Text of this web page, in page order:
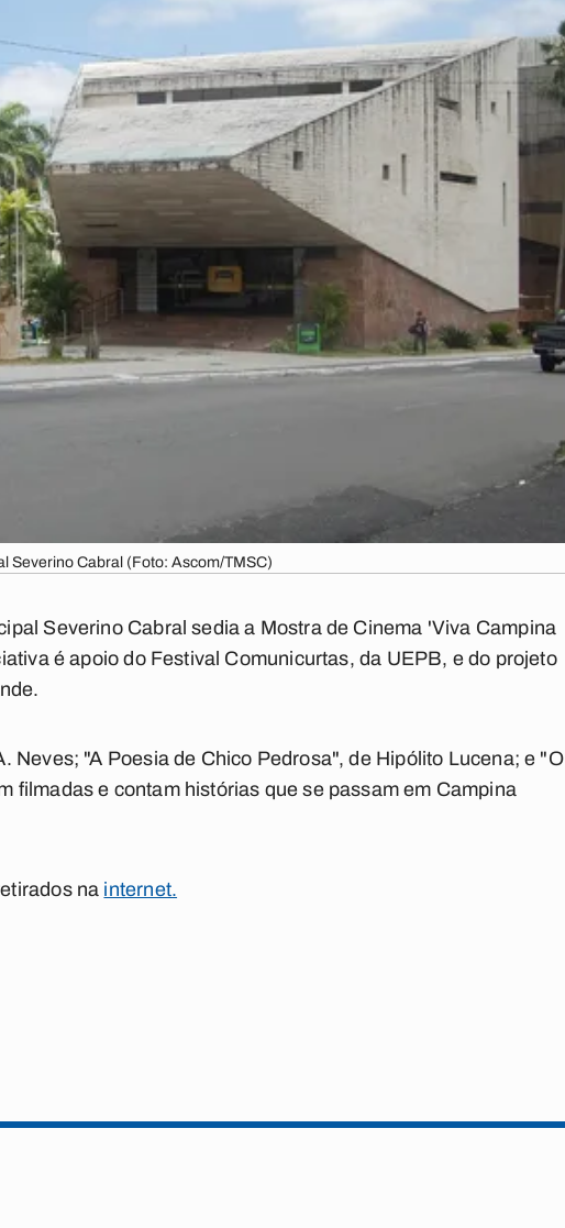
Severino Cabral (Foto: Ascom/TMSC)
Severino Cabral sedia a Mostra de Cinema 'Viva Campina
é apoio do Festival Comunicurtas, da UEPB, e do projeto
Neves; "A Poesia de Chico Pedrosa", de Hipólito Lucena; e "O
filmadas e contam histórias que se passam em Campina
na internet.